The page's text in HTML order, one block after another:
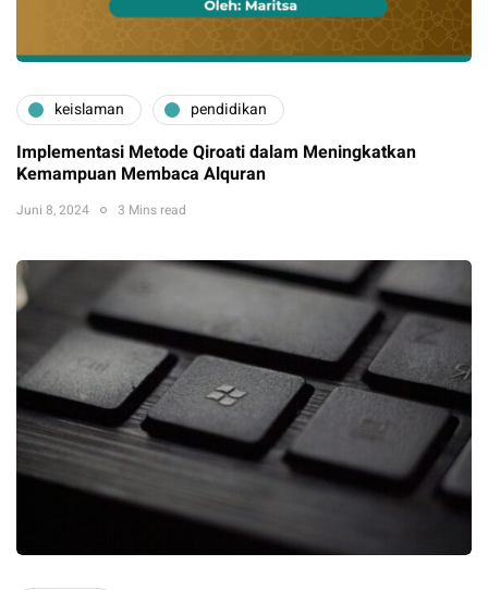
keislaman pendidikan
Implementasi Metode Qiroati dalam Meningkatkan
Kemampuan Membaca Alquran
Juni 8, 2024 3 Mins read